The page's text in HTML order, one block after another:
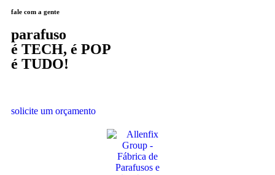
fale com a gente
parafuso
é TECH, é POP
é TUDO!
solicite um orçamento